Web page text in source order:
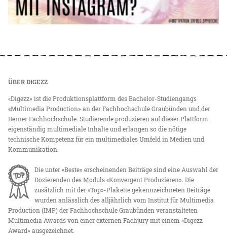
ÜBER DIGEZZ
«Digezz» ist die Produktionsplattform des Bachelor-Studiengangs
«Multimedia Production» an der Fachhochschule Graubünden und der
Berner Fachhochschule. Studierende produzieren auf dieser Plattform
eigenständig multimediale Inhalte und erlangen so die nötige
technische Kompetenz für ein multimediales Umfeld in Medien und
Kommunikation.
Die unter «Beste» erscheinenden Beiträge sind eine Auswahl der
Dozierenden des Moduls «Konvergent Produzieren». Die
zusätzlich mit der «Top»-Plakette gekennzeichneten Beiträge
wurden anlässlich des alljährlich vom Institut für Multimedia
Production (IMP) der Fachhochschule Graubünden veranstalteten
Multimedia Awards von einer externen Fachjury mit einem «Digezz-
Award» ausgezeichnet.